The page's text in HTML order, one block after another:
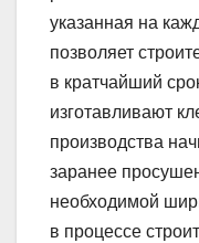
указанная на
позволяет
в кратчайший
изготавливают
производства
заранее
необходимой
в процессе